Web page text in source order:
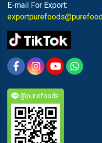
E-mail For Export:
@purefoods